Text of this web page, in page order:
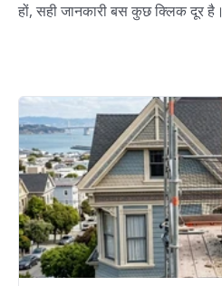
हों, सही जानकारी बस कुछ क्लिक दूर है।